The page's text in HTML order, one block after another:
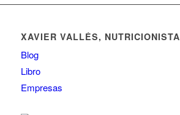
XAVIER VALLÉS, NUTRICIONISTA
Blog
Libro
Empresas